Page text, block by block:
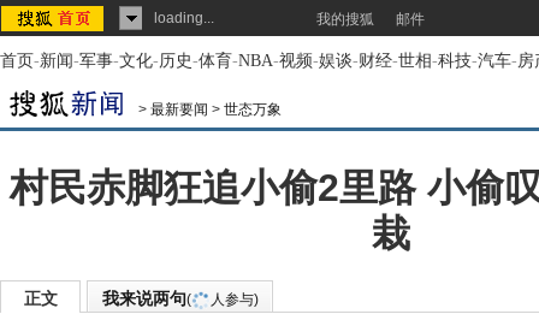
loading... 我的搜狐 邮件
首页-新闻-军事-文化-历史-体育-NBA-视频-娱谈-财经-世相-科技-汽车-房
> 最新要闻 > 世态万象
村民赤脚狂追小偷2里路 小偷
栽
正文 我来说两句( 人参与)